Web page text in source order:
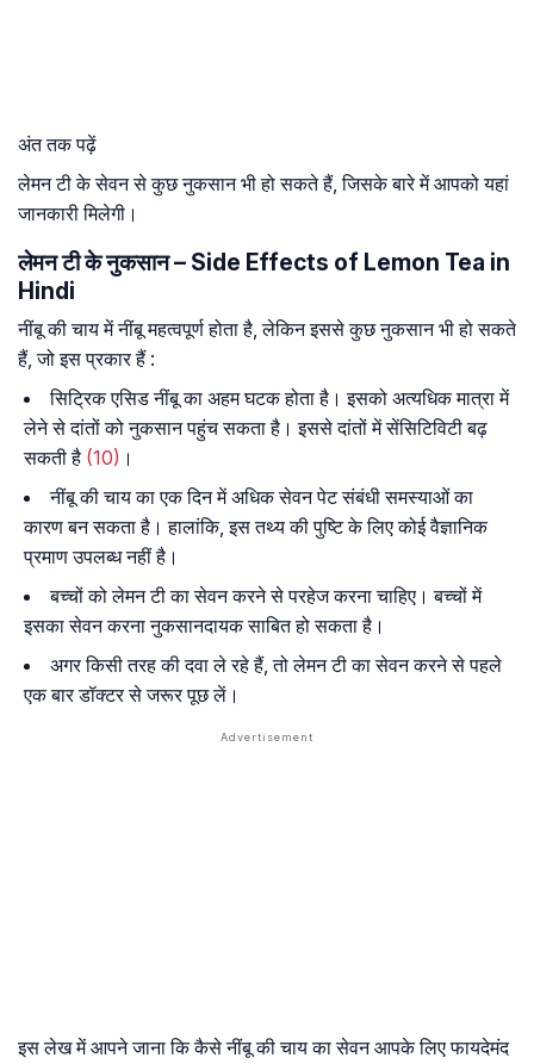
अंत तक पढ़ें
लेमन टी के सेवन से कुछ नुकसान भी हो सकते हैं, जिसके बारे में आपको यहां
जानकारी मिलेगी।
लेमन टी के नुकसान – Side Effects of Lemon Tea in
Hindi
नींबू की चाय में नींबू महत्वपूर्ण होता है, लेकिन इससे कुछ नुकसान भी हो सकते
हैं, जो इस प्रकार हैं :
सिट्रिक एसिड नींबू का अहम घटक होता है। इसको अत्यधिक मात्रा में
लेने से दांतों को नुकसान पहुंच सकता है। इससे दांतों में सेंसिटिविटी बढ़
सकती है (10) ।
नींबू की चाय का एक दिन में अधिक सेवन पेट संबंधी समस्याओं का
कारण बन सकता है। हालांकि, इस तथ्य की पुष्टि के लिए कोई वैज्ञानिक
प्रमाण उपलब्ध नहीं है।
बच्चों को लेमन टी का सेवन करने से परहेज करना चाहिए। बच्चों में
इसका सेवन करना नुकसानदायक साबित हो सकता है।
अगर किसी तरह की दवा ले रहे हैं, तो लेमन टी का सेवन करने से पहले
एक बार डॉक्टर से जरूर पूछ लें।
इस लेख में आपने जाना कि कैसे नींबू की चाय का सेवन आपके लिए फायदेमंद